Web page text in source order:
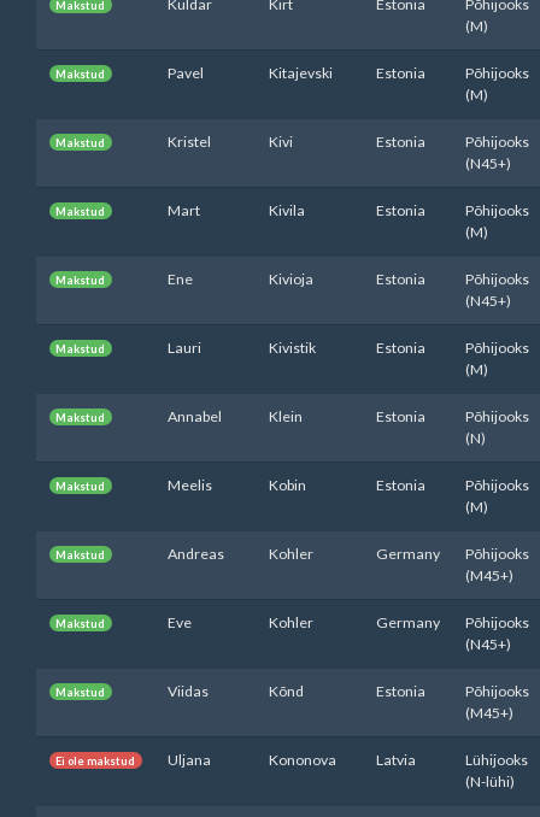
Makstud Kuldar Kirt Estonia
Põhijooks
(M)
Makstud Pavel Kitajevski Estonia
Põhijooks
(M)
Makstud Kristel Kivi Estonia
Põhijooks
(N45+)
Makstud Mart Kivila Estonia
Põhijooks
(M)
Makstud Ene Kivioja Estonia
Põhijooks
(N45+)
Makstud Lauri Kivistik Estonia
Põhijooks
(M)
Makstud Annabel Klein Estonia
Põhijooks
(N)
Makstud Meelis Kobin Estonia
Põhijooks
(M)
Makstud Andreas Kohler Germany
Põhijooks
(M45+)
Makstud Eve Kohler Germany
Põhijooks
(N45+)
Makstud Viidas Kõnd Estonia
Põhijooks
(M45+)
Ei ole makstud Uljana Kononova Latvia
Lühijooks
(N-lühi)